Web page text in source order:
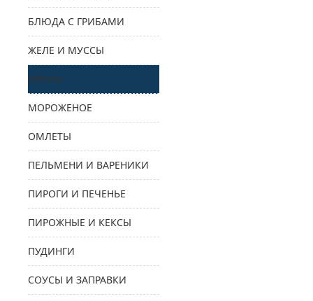
БЛЮДА С ГРИБАМИ
ЖЕЛЕ И МУССЫ
КРЕМЫ
МОРОЖЕНОЕ
ОМЛЕТЫ
ПЕЛЬМЕНИ И ВАРЕНИКИ
ПИРОГИ И ПЕЧЕНЬЕ
ПИРОЖНЫЕ И КЕКСЫ
ПУДИНГИ
СОУСЫ И ЗАПРАВКИ